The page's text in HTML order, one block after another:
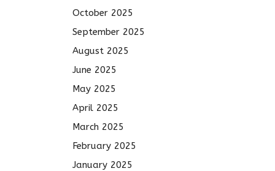
October 2025
September 2025
August 2025
June 2025
May 2025
April 2025
March 2025
February 2025
January 2025